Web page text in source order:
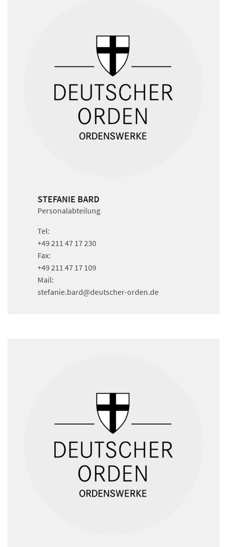
STEFANIE BARD
Personalabteilung
Tel:
+49 211 47 17 230
Fax:
+49 211 47 17 109
Mail:
stefanie.bard@deutscher-orden.de